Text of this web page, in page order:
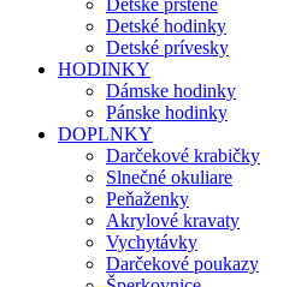
Detské prstene
Detské hodinky
Detské prívesky
HODINKY
Dámske hodinky
Pánske hodinky
DOPLNKY
Darčekové krabičky
Slnečné okuliare
Peňaženky
Akrylové kravaty
Vychytávky
Darčekové poukazy